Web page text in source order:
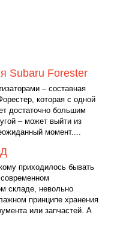
Subaru Forester
– составная
которая с одной
достаточно большим
– может выйти из
момент....
приходилось бывать
складе, невольно
принципе хранения
или запчастей. А